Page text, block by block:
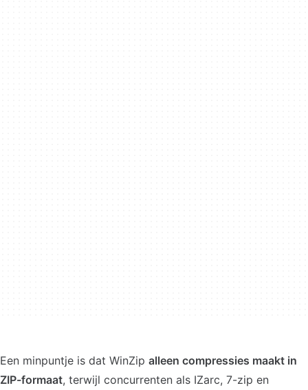
Een minpuntje is dat WinZip alleen compressies maakt in
ZIP-formaat, terwijl concurrenten als IZarc, 7-zip en